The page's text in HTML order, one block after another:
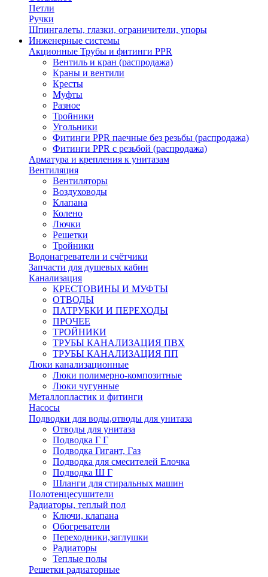
Петли
Ручки
Шпингалеты, глазки, ограничители, упоры
Инженерные системы
Акционные Трубы и фитинги PPR
Вентиль и кран (распродажа)
Краны и вентили
Кресты
Муфты
Разное
Тройники
Угольники
Фитинги PPR паечные без резьбы (распродажа)
Фитинги PPR с резьбой (распродажа)
Арматура и крепления к унитазам
Вентиляция
Вентиляторы
Воздуховоды
Клапана
Колено
Лючки
Решетки
Тройники
Водонагреватели и счётчики
Запчасти для душевых кабин
Канализация
КРЕСТОВИНЫ И МУФТЫ
ОТВОДЫ
ПАТРУБКИ И ПЕРЕХОДЫ
ПРОЧЕЕ
ТРОЙНИКИ
ТРУБЫ КАНАЛИЗАЦИЯ ПВХ
ТРУБЫ КАНАЛИЗАЦИЯ ПП
Люки канализационные
Люки полимерно-композитные
Люки чугунные
Металлопластик и фитинги
Насосы
Подводки для воды,отводы для унитаза
Отводы для унитаза
Подводка Г Г
Подводка Гигант, Газ
Подводка для смесителей Елочка
Подводка Ш Г
Шланги для стиральных машин
Полотенцесушители
Радиаторы, теплый пол
Ключи, клапана
Обогреватели
Переходники,заглушки
Радиаторы
Теплые полы
Решетки радиаторные